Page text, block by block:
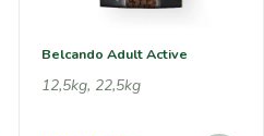
Belcando Adult Active
12,5kg, 22,5kg